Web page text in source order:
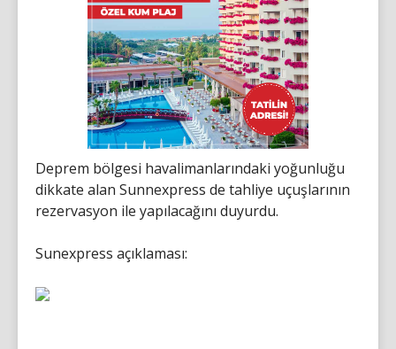
Deprem bölgesi havalimanlarındaki yoğunluğu
dikkate alan Sunnexpress de tahliye uçuşlarının
rezervasyon ile yapılacağını duyurdu.
Sunexpress açıklaması: